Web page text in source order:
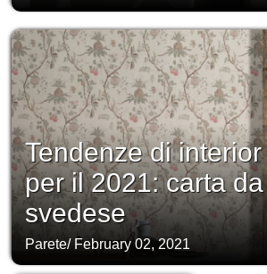
Tendenze di
per il 2021: carta
svedese
Parete/ February 02, 2021